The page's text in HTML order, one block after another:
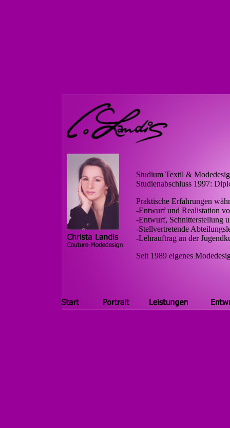
Studium Textil &
Studienabschluss 1997:
Praktische Erfahrungen
-Entwurf und Realistation
-Entwurf, Schnitterstellung
-Stellvertretende
-Lehrauftrag an der
Seit 1989 eigenes